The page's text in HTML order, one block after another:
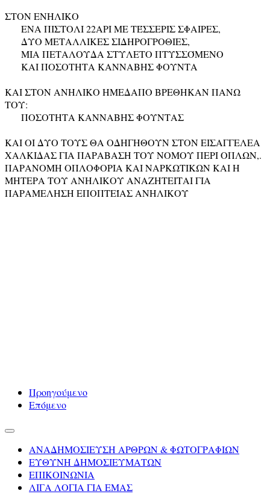
ΣΤΟΝ ΕΝΗΛΙΚΟ
ΕΝΑ ΠΙΣΤΟΛΙ 22ΑΡΙ ΜΕ ΤΈΣΣΕΡΙΣ ΣΦΑΙΡΕΣ,
ΔΥΟ ΜΕΤΑΛΛΙΚΕΣ ΣΙΔΗΡΟΓΡΟΘΙΕΣ,
ΜΙΑ ΠΕΤΑΛΟΥΔΑ ΣΤΥΛΕΤΟ ΠΤΥΣΣΌΜΕΝΟ
ΚΑΙ ΠΟΣΟΤΗΤΑ ΚΑΝΝΑΒΗΣ ΦΟΥΝΤΑ
ΚΑΙ ΣΤΟΝ ΑΝΗΛΙΚΟ ΗΜΕΔΑΠΟ ΒΡΕΘΗΚΑΝ ΠΑΝΩ
ΤΟΥ:
ΠΟΣΟΤΗΤΑ ΚΑΝΝΑΒΗΣ ΦΟΥΝΤΑΣ
ΚΑΙ ΟΙ ΔΥΟ ΤΟΥΣ ΘΑ ΟΔΗΓΗΘΟΥΝ ΣΤΟΝ ΕΙΣΑΓΓΕΛΕΑ
ΧΑΛΚΙΔΑΣ ΓΙΑ ΠΑΡΑΒΑΣΗ ΤΟΥ ΝΟΜΟΥ ΠΕΡΙ ΟΠΛΩΝ,.
ΠΑΡΑΝΟΜΗ ΟΠΛΟΦΟΡΙΑ ΚΑΙ ΝΑΡΚΩΤΙΚΩΝ ΚΑΙ Η
ΜΗΤΕΡΑ ΤΟΥ ΑΝΗΛΙΚΟΥ ΑΝΑΖΗΤΕΙΤΑΙ ΓΙΑ
ΠΑΡΑΜΕΛΗΣΗ ΕΠΟΠΤΕΊΑΣ ΑΝΗΛΙΚΟΥ
Προηγούμενο
Επόμενο
ΑΝΑΔΗΜΟΣΙΕΥΣΗ ΑΡΘΡΩΝ & ΦΩΤΟΓΡΑΦΙΩΝ
ΕΥΘΥΝΗ ΔΗΜΟΣΙΕΥΜΑΤΩΝ
ΕΠΙΚΟΙΝΩΝΙΑ
ΛΙΓΑ ΛΟΓΙΑ ΓΙΑ ΕΜΑΣ